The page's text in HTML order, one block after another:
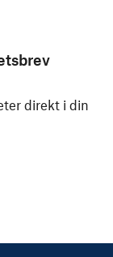
direkt i din